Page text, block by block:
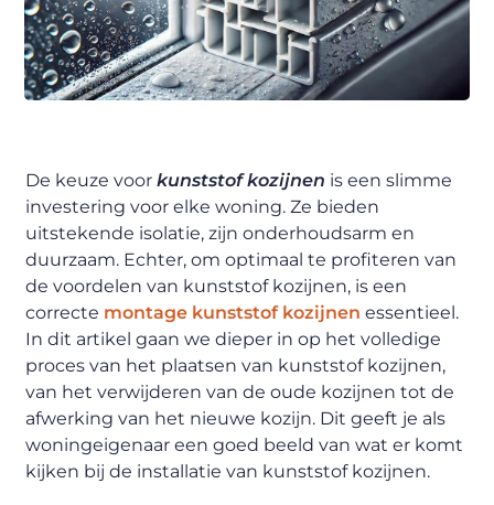
De keuze voorkunststof kozijnen is een slimme
investering voor elke woning. Ze bieden
uitstekende isolatie, zijn onderhoudsarm en
duurzaam. Echter, om optimaal te profiteren van
de voordelen van kunststof kozijnen, is een
correcte montage kunststof kozijnen essentieel.
In dit artikel gaan we dieper in op het volledige
proces van het plaatsen van kunststof kozijnen,
van het verwijderen van de oude kozijnen tot de
afwerking van het nieuwe kozijn. Dit geeft je als
woningeigenaar een goed beeld van wat er komt
kijken bij de installatie van kunststof kozijnen.